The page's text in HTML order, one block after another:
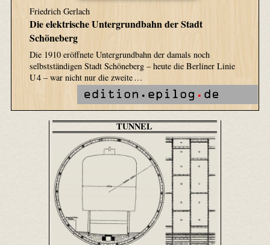
Friedrich Gerlach
Die elektrische Untergrundbahn der Stadt
Schöneberg
Die 1910 eröffnete Untergrundbahn der damals noch
selbstständigen Stadt Schöneberg – heute die Berliner Linie
U 4 – war nicht nur die zweite …
TUNNEL